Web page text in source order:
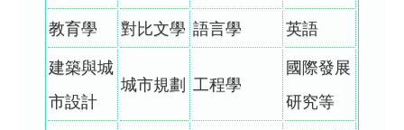
教育學 對比文學 語言學 英語
建築與城
市設計
城市規劃 工程學
國際發展
研究等